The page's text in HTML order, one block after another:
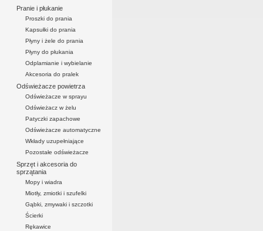
Pranie i płukanie
Proszki do prania
Kapsułki do prania
Płyny i żele do prania
Płyny do płukania
Odplamianie i wybielanie
Akcesoria do pralek
Odświeżacze powietrza
Odświeżacze w sprayu
Odświeżacz w żelu
Patyczki zapachowe
Odświeżacze automatyczne
Wkłady uzupełniające
Pozostałe odświeżacze
Sprzęt i akcesoria do
sprzątania
Mopy i wiadra
Miotły, zmiotki i szufelki
Gąbki, zmywaki i szczotki
Ścierki
Rękawice